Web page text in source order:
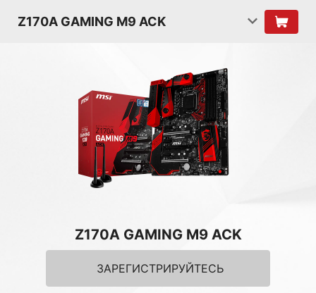
Z170A GAMING M9 ACK
Z170A GAMING M9 ACK
ЗАРЕГИСТРИРУЙТЕСЬ